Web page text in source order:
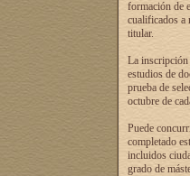
formación de
cualificados
titular.
La inscripción
estudios de
prueba de
octubre de
Puede
completado
incluidos
grado de